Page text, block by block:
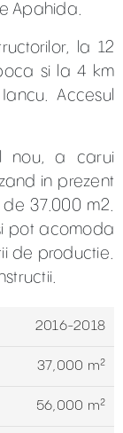
Apahida.
la 12
si la 4 km
Accesul
nou, a carui
in prezent
37.000 m2.
pot acomoda
de productie.
2016-2018
37,000 m²
56,000 m²